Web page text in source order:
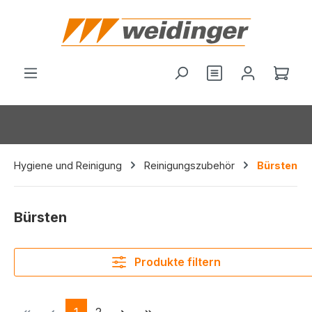
springen
Du hast 0
Hygiene und Reinigung Reinigungszubehör Bürsten
Bürsten
Produkte filtern